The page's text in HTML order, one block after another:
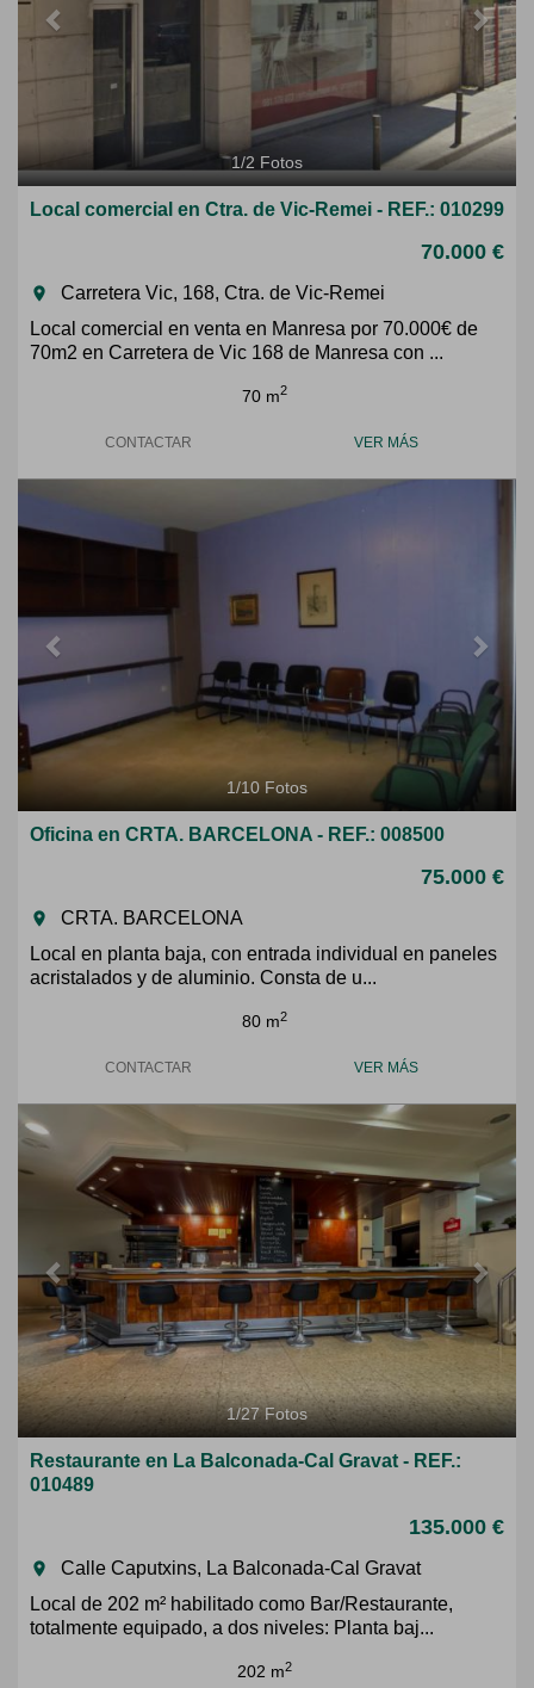
1/2 Fotos
Local comercial en Ctra. de Vic-Remei - REF.: 010299
70.000 €
room
Carretera Vic, 168, Ctra. de Vic-Remei
Local comercial en venta en Manresa por 70.000€ de
70m2 en Carretera de Vic 168 de Manresa con ...
70 m2
CONTACTAR VER MÁS
1/10 Fotos
Oficina en CRTA. BARCELONA - REF.: 008500
75.000 €
room
CRTA. BARCELONA
Local en planta baja, con entrada individual en paneles
acristalados y de aluminio. Consta de u...
80 m2
CONTACTAR VER MÁS
Next
1/27Fotos
Restaurante en La Balconada-Cal Gravat - REF.:
010489
135.000 €
room
Calle Caputxins, La Balconada-Cal Gravat
Local de 202 m² habilitado como Bar/Restaurante,
totalmente equipado, a dos niveles: Planta baj...
202 m2